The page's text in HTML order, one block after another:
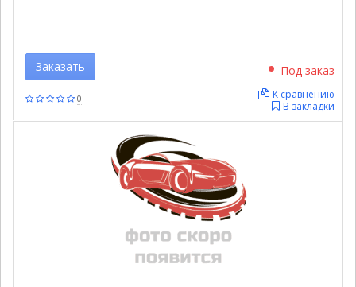
0
Под заказ
В закладки
К сравнению
Заказать